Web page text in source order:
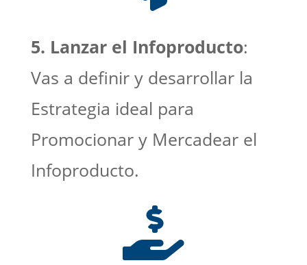
5. Lanzar el Infoproducto:
Vas a definir y desarrollar la
Estrategia ideal para
Promocionar y Mercadear el
Infoproducto.
